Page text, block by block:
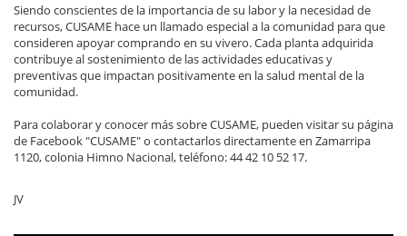
Siendo conscientes de la importancia de su labor y la necesidad de
recursos, CUSAME hace un llamado especial a la comunidad para que
consideren apoyar comprando en su vivero. Cada planta adquirida
contribuye al sostenimiento de las actividades educativas y
preventivas que impactan positivamente en la salud mental de la
comunidad.
Para colaborar y conocer más sobre CUSAME, pueden visitar su página
de Facebook "CUSAME" o contactarlos directamente en Zamarripa
1120, colonia Himno Nacional, teléfono: 44 42 10 52 17.
JV